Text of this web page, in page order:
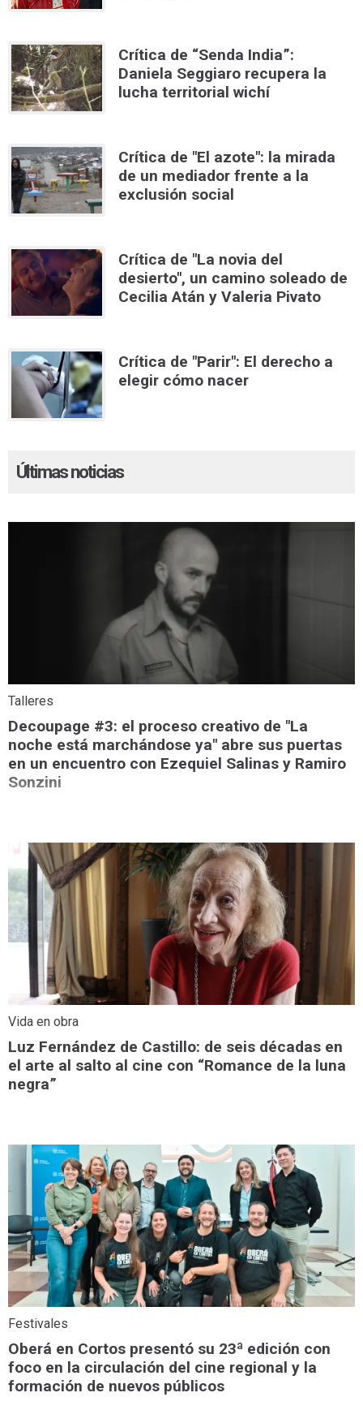
Crítica de “Senda India”:
Daniela Seggiaro recupera la
lucha territorial wichí
Crítica de "El azote": la mirada
de un mediador frente a la
exclusión social
Crítica de "La novia del
desierto", un camino soleado de
Cecilia Atán y Valeria Pivato
Crítica de "Parir": El derecho a
elegir cómo nacer
Últimas noticias
Talleres
Decoupage #3: el proceso creativo de "La
noche está marchándose ya" abre sus puertas
en un encuentro con Ezequiel Salinas y Ramiro
Sonzini
Vida en obra
Luz Fernández de Castillo: de seis décadas en
el arte al salto al cine con “Romance de la luna
negra”
Festivales
Oberá en Cortos presentó su 23ª edición con
foco en la circulación del cine regional y la
formación de nuevos públicos